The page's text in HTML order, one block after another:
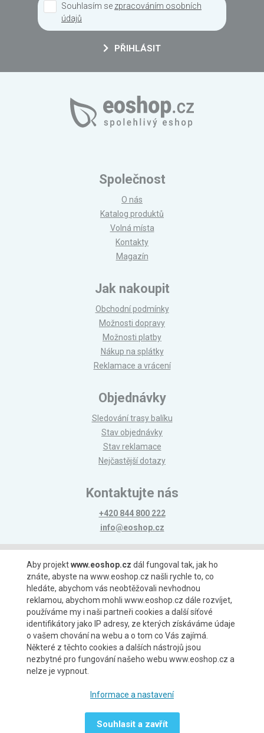
Souhlasím se zpracováním osobních
údajů
PŘIHLÁSIT
Společnost
O nás
Katalog produktů
Volná místa
Kontakty
Magazín
Jak nakoupit
Obchodní podmínky
Možnosti dopravy
Možnosti platby
Nákup na splátky
Reklamace a vrácení
Objednávky
Sledování trasy balíku
Stav objednávky
Stav reklamace
Nejčastější dotazy
Kontaktujte nás
+420 844 800 222
info@eoshop.cz
Možnosti platby
Možnosti dopravy
Aby projektwww.eoshop.cz dál fungoval tak, jak ho
znáte, abyste na www.eoshop.cz našli rychle to, co
hledáte, abychom vás neobtěžovali nevhodnou
reklamou, abychom mohli www.eoshop.cz dále rozvíjet,
používáme my i naši partneři cookies a další síťové
identifikátory jako IP adresy, ze kterých získáváme údaje
o vašem chování na webu a o tom co Vás zajímá.
Některé z těchto cookies a dalších nástrojů jsou
nezbytné pro fungování našeho webu www.eoshop.cz a
nelze je vypnout.
Informace a nastavení
Souhlasit a zavřít